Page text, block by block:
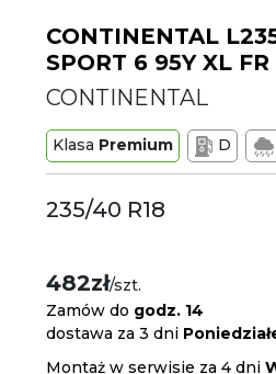
CONTINENTAL
SPORT 6 95Y XL
CONTINENTAL
Klasa Premium D
235/40 R18
482zł/szt.
Zamów do godz. 14
dostawa za 3 dni
Montaż w serwisie za 4 dni